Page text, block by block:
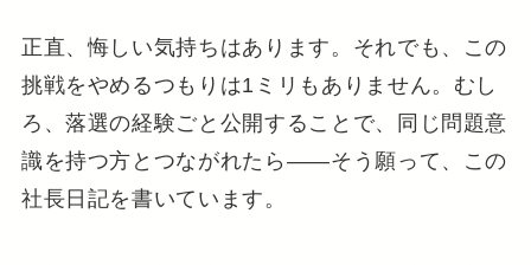
正直、悔しい気持ちはあります。それでも、この
挑戦をやめるつもりは1ミリもありません。むし
ろ、落選の経験ごと公開することで、同じ問題意
識を持つ方とつながれたら——そう願って、この
社長日記を書いています。